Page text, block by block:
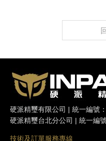
硬派精璽有限公司 | 統一編號
硬派精璽台北分公司 | 統一編
技術及訂單服務專線